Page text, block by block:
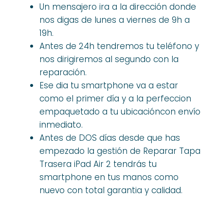
Un mensajero ira a la dirección donde
nos digas de lunes a viernes de 9h a
19h.
Antes de 24h tendremos tu teléfono y
nos dirigiremos al segundo con la
reparación.
Ese dia tu smartphone va a estar
como el primer día y a la perfeccion
empaquetado a tu ubicacióncon envío
inmediato.
Antes de DOS días desde que has
empezado la gestión de Reparar Tapa
Trasera iPad Air 2 tendrás tu
smartphone en tus manos como
nuevo con total garantia y calidad.